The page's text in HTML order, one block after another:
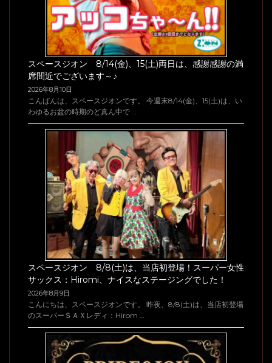
スペースジオン 8/14(金)、15(土)両日は、感謝感謝の満
席間近でございます～♪
2026年8月10日
こんばんは、スペースジオンです。 今週末8/14(金)、15(土)は、い
わゆるお盆の時期のど真ん中で …
スペースジオン 8/8(土)は、当店初登場！スーパー女性
サックス：Hiromi、ナイスなステージングでした！
2026年8月9日
こんにちは、スペースジオンです。 昨夜、8/8(土)は、当店初登場
のスーパーＳＡＸレディ：Hirom …